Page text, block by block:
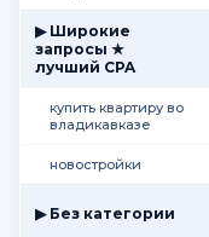
▶ Широкие
запросы ★
лучший CPA
купить квартиру во
владикавказе
новостройки
▶ Без категории